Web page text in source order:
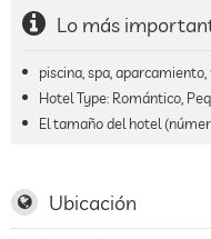
Lo más
piscina, spa,
Hotel Type: Romántico,
El tamaño del hotel
Ubicación